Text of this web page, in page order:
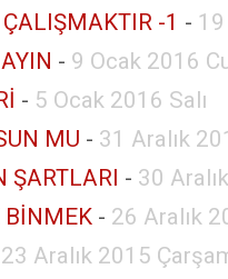
-1 -
- 9 Ocak 2016
- 5 Ocak 2016 Salı
MU - 31 Aralık
ŞARTLARI - 30
BİNMEK - 26 Aralık
23 Aralık 2015